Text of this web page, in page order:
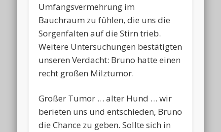
Umfangsvermehrung im
Bauchraum zu fühlen, die uns die
Sorgenfalten auf die Stirn trieb.
Weitere Untersuchungen bestätigten
unseren Verdacht: Bruno hatte einen
recht großen Milztumor.
Großer Tumor … alter Hund … wir
berieten uns und entschieden, Bruno
die Chance zu geben. Sollte sich in